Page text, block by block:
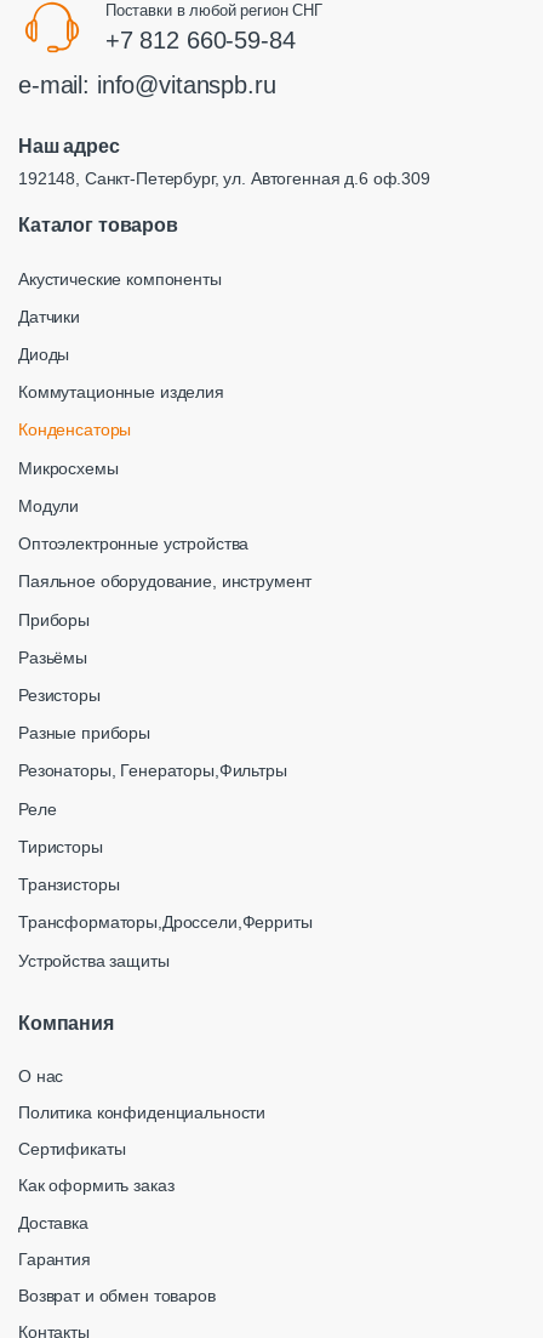
Поставки в любой регион СНГ
+7 812 660-59-84
e-mail: info@vitanspb.ru
Наш адрес
192148, Санкт-Петербург, ул. Автогенная д.6 оф.309
Каталог товаров
Акустические компоненты
Датчики
Диоды
Коммутационные изделия
Конденсаторы
Микросхемы
Модули
Оптоэлектронные устройства
Паяльное оборудование, инструмент
Приборы
Разьёмы
Резисторы
Разные приборы
Резонаторы, Генераторы,Фильтры
Реле
Тиристоры
Транзисторы
Трансформаторы,Дроссели,Ферриты
Устройства защиты
Компания
О нас
Политика конфиденциальности
Сертификаты
Как оформить заказ
Доставка
Гарантия
Возврат и обмен товаров
Контакты